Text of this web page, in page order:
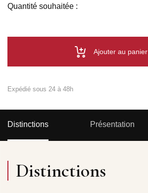
Quantité souhaitée :
Ajouter au panier
Expédié sous 24 à 48h
Distinctions Présentation
Distinctions